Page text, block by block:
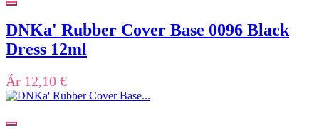
DNKa' Rubber Cover Base 0096 Black
Dress 12ml
Ár 12,10 €